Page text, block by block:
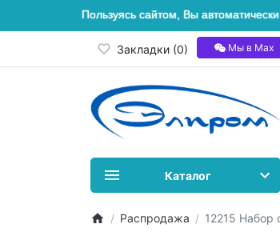
Пользуясь сайтом, Вы
Закладки (0) Мы в Мах
Каталог
Распродажа 12215 Набор